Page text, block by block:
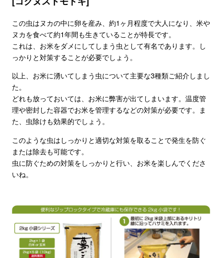
この虫はヌカの中に卵を産み、約1ヶ月程度で大人になり、米や
ヌカを食べて約1年間も生きていることが特長です。
これは、お米をダメにしてしまう虫として有名であります。し
っかりと対策することが必要でしょう。
以上、お米に湧いてしまう虫について主要な3種類ご紹介しまし
た。
どれも放っておいては、お米に弊害が出てしまいます。温度管
理や密封した容器でお米を管理するなどの対策が必要です。ま
た、虫除けも効果的でしょう。
このような虫はしっかりと適切な対策を取ることで発生を防ぐ
または除去も可能です。
虫に防ぐための対策をしっかりと行い、お米を楽しんでくださ
いね。